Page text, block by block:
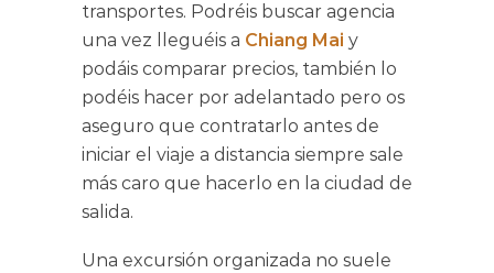
transportes. Podréis buscar agencia
una vez lleguéis a Chiang Mai y
podáis comparar precios, también lo
podéis hacer por adelantado pero os
aseguro que contratarlo antes de
iniciar el viaje a distancia siempre sale
más caro que hacerlo en la ciudad de
salida.
Una excursión organizada no suele